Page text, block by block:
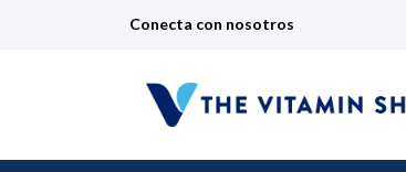
Conecta con nosotros